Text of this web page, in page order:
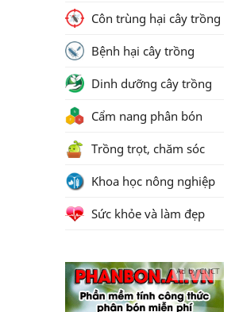
Côn trùng hại cây trồng
Bệnh hại cây trồng
Dinh dưỡng cây trồng
Cẩm nang phân bón
Trồng trọt, chăm sóc
Khoa học nông nghiệp
Sức khỏe và làm đẹp
Ad by CNCT